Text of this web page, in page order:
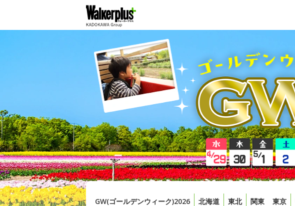
GW(ゴールデンウィーク)2026 北海道 東北 関東 東京